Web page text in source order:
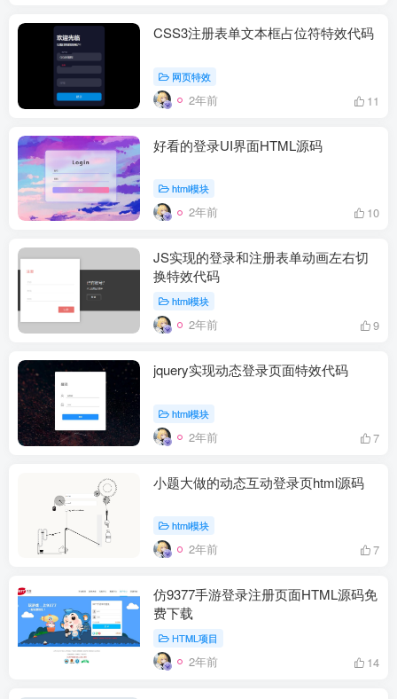
CSS3注册表单文本框占位符特效代码
网页特效
2年前 11
好看的登录UI界面HTML源码
html模块
2年前 10
JS实现的登录和注册表单动画左右切
换特效代码
html模块
2年前 9
jquery实现动态登录页面特效代码
html模块
2年前 7
小题大做的动态互动登录页html源码
html模块
2年前 7
仿9377手游登录注册页面HTML源码免
费下载
HTML项目
2年前 14